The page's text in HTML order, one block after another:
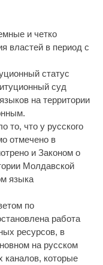
и четко
властей в период с
статус
суд
на территории
то, что у русского
отмечено в
и Законом о
Молдавской
языка
по
работа
ресурсов, в
на русском
каналов, которые